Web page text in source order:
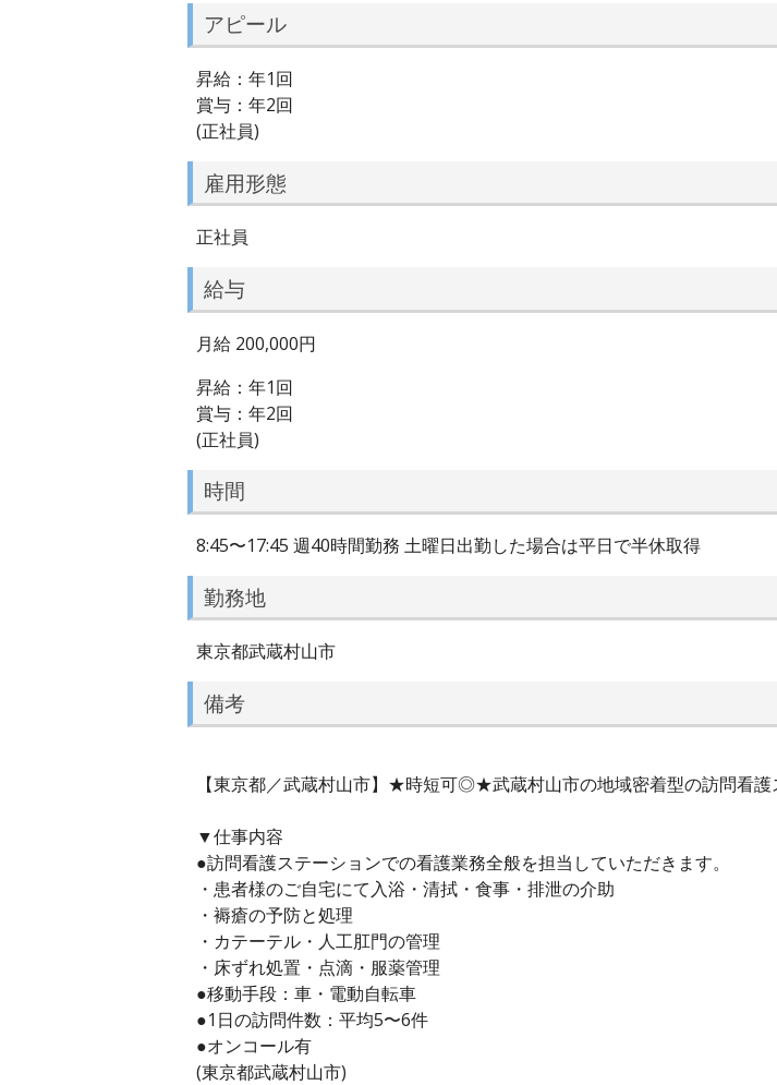
アピール
昇給：年1回
賞与：年2回
(正社員)
雇用形態
正社員
給与
月給 200,000円
昇給：年1回
賞与：年2回
(正社員)
時間
8:45〜17:45 週40時間勤務 土曜日出勤した場合は平日で半休取得
勤務地
東京都武蔵村山市
備考
【東京都／武蔵村山市】★時短可◎★武蔵村山市の地域密着型の訪問看護
▼仕事内容
●訪問看護ステーションでの看護業務全般を担当していただきます。
・患者様のご自宅にて入浴・清拭・食事・排泄の介助
・褥瘡の予防と処理
・カテーテル・人工肛門の管理
・床ずれ処置・点滴・服薬管理
●移動手段：車・電動自転車
●1日の訪問件数：平均5〜6件
●オンコール有
(東京都武蔵村山市)